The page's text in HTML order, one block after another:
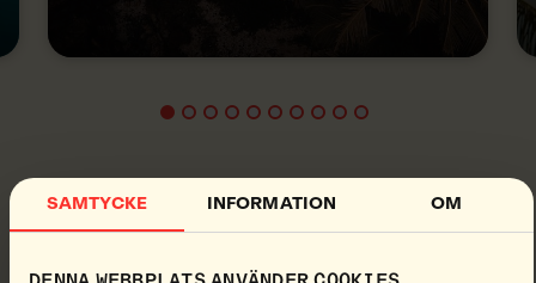
SAMTYCKE INFORMATION OM
RÖD OCH GUL FLAGGA–